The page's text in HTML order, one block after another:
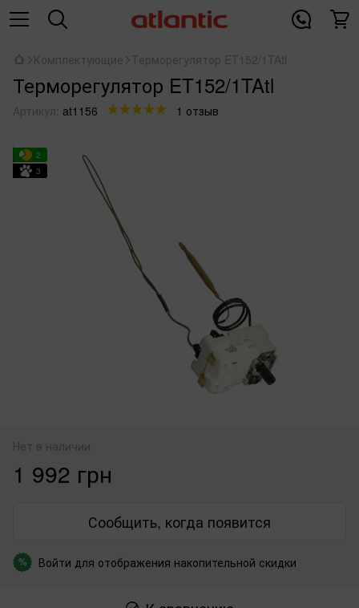
Комплектующие Терморегулятор ET152/1TAtl
Терморегулятор ET152/1TAtl
Артикул: at1156 1 отзыв
2
3
Нет в наличии
1 992 грн
Сообщить, когда появится
% Войти для отображения накопительной скидки